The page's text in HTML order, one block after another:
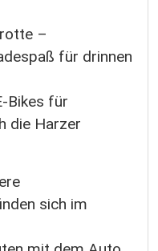
–
für drinnen
Bikes für
die Harzer
sich im